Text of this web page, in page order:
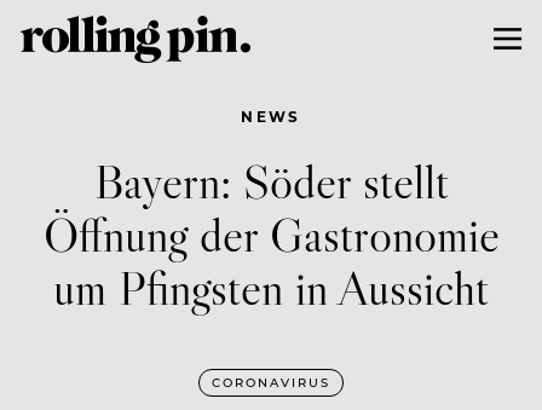
NEWS
Bayern: Söder stellt
Öffnung der Gastronomie
um Pfingsten in Aussicht
CORONAVIRUS